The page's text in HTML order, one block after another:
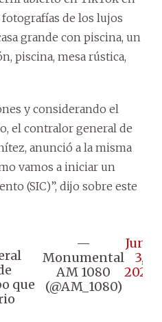
de los lujos
grande con piscina, un
piscina, mesa rústica,
y considerando el
el contralor general de
anunció a la misma
vamos a iniciar un
(SIC)”, dijo sobre este
que
—
Monumental
AM 1080
(@AM_1080)
June
3,
2026